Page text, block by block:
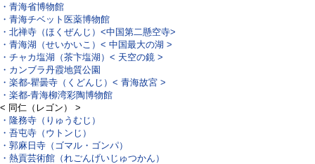
・青海省博物館
・青海チベット医薬博物館
・北禅寺（ほくぜんじ） <中国第二懸空寺>
・青海湖（せいかいこ） < 中国最大の湖 >
・チャカ塩湖（茶卞塩湖） < 天空の鏡 >
・カンブラ丹霞地質公園
・楽都‐瞿曇寺（くどんじ） < 青海故宮 >
・楽都‐青海柳湾彩陶博物館
< 同仁（レゴン） >
・隆務寺（りゅうむじ）
・吾屯寺（ウトンじ）
・郭麻日寺（ゴマル・ゴンパ）
・熱貢芸術館（れごんげいじゅつかん）